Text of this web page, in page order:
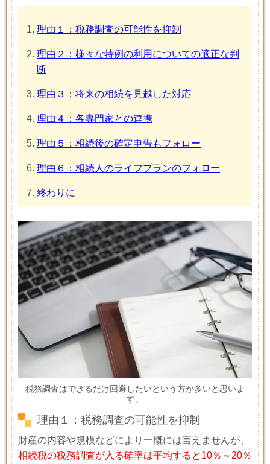
理由１：税務調査の可能性を抑制
理由２：様々な特例の利用についての適正な判
断
理由３：将来の相続を見越した対応
理由４：各専門家との連携
理由５：相続後の確定申告もフォロー
理由６：相続人のライフプランのフォロー
終わりに
税務調査はできるだけ回避したいという方が多いと思いま
す。
理由１：税務調査の可能性を抑制
財産の内容や規模などにより一概には言えませんが、
相続税の税務調査が入る確率は平均すると10％～20％